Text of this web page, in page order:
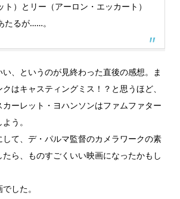
ト）とリー（アーロン・エッカート）
たるが……。
、というのが見終わった直後の感想。ま
はキャスティングミス！？と思うほど、
ーレット・ヨハンソンはファムファター
う。
して、デ・パルマ監督のカメラワークの素
ら、ものすごくいい映画になったかもし
した。